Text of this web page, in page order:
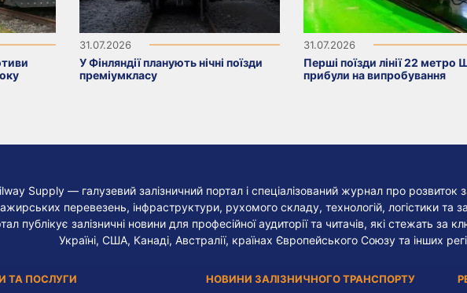
31.07.2026
У Фінляндії планують нічні поїзди
преміумкласу
31.07.2026
Перші поїзди лінії 22 метро
прибули на випробування
Supply — галузевий залізничний портал і спеціалізований журнал про розвиток
перевезень, інфраструктури, рухомого складу, технологій, логістики та
публікує залізничні новини для професійної аудиторії та читачів, які стежать за
Україні, США, Канаді, Австралії, країнах Європейського Союзу та інших
ТА ПОСЛУГИ
НОВИНИ ЗАЛІЗНИЧНОГО ТРАНСПОРТУ